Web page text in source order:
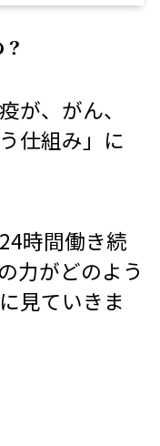
が、がん、
仕組み」に
時間働き続
力がどのよう
見ていきま